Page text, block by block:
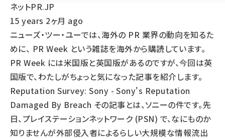
youtube (2425)
note (2310)
セミナー (2301)
z世代 (1620)
meo (1274)
llmo (1160)
ネットPR.JP
15 years 2ヶ月 ago
ニューズ・ツー・ユーでは、海外の PR 業界の動向を知るた
めに、 PR Week という雑誌を海外から購読しています。
PR Week には米国版と英国版があるのですが、今回は英
国版で、わたしがちょっと気になった記事を紹介します。
Reputation Survey: Sony - Sony's Reputation
Damaged By Breach その記事とは、ソニーの件です。先
日、プレイステーションネットワーク (PSN) で、なにものか
知りませんが外部侵入者によるらしい大規模な情報流出